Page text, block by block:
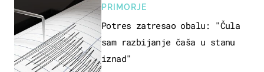
PRIMORJE
Potres zatresao obalu: "Čula
sam razbijanje čaša u stanu
iznad"